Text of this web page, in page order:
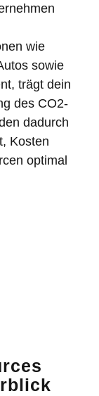
wie
sowie
, trägt dein
des CO2-
dadurch
Kosten
optimal